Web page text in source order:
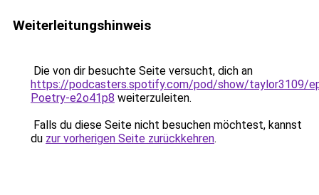
Weiterleitungshinweis
Die von dir besuchte Seite versucht, dich an
https://podcasters.spotify.com/pod/show/taylor3109/
Poetry-e2o41p8 weiterzuleiten.
Falls du diese Seite nicht besuchen möchtest, kannst
du zur vorherigen Seite zurückkehren.